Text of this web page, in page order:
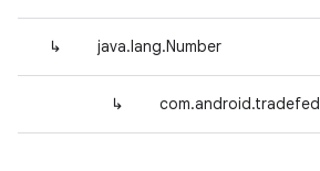
↳ java.lang.Number
↳